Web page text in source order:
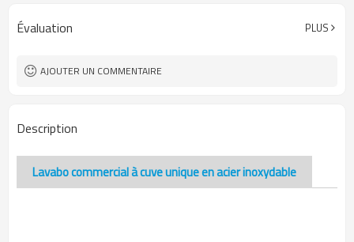
Évaluation PLUS
AJOUTER UN COMMENTAIRE
Description
Lavabo commercial à cuve unique en acier inoxydable